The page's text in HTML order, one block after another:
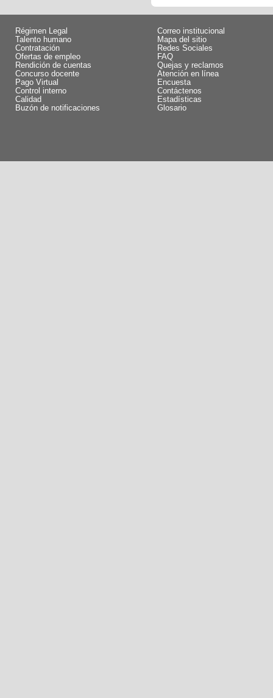
Régimen Legal
Talento humano
Contratación
Ofertas de empleo
Rendición de cuentas
Concurso docente
Pago Virtual
Control interno
Calidad
Buzón de notificaciones
Correo institucional
Mapa del sitio
Redes Sociales
FAQ
Quejas y reclamos
Atención en línea
Encuesta
Contáctenos
Estadísticas
Glosario